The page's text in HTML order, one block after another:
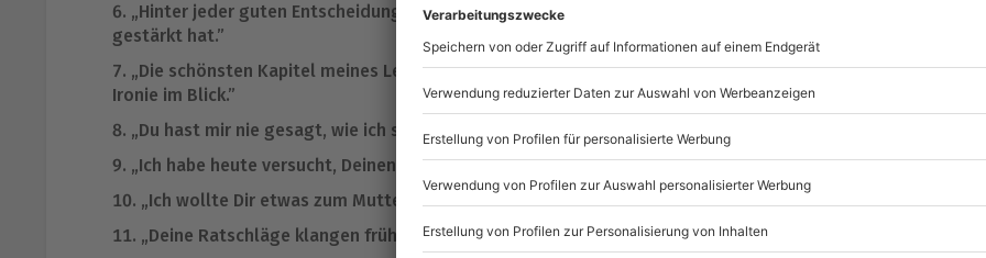
„Hinter jeder guten Entscheidung in meinem Leben steht eine müde Mutter, die mir einst den Rücken
gestärkt hat.”
„Die schönsten Kapitel meines Lebens wurden von Dir mitgeschrieben – oft mit Kaffee in der Hand und
Ironie im Blick.”
„Du hast mir nie gesagt, wie ich sein soll. Du hast es einfach vorgemacht – mit Haltung und Humor.”
„Ich habe heute versucht, Deinen Job zu übernehmen. Fazit: Du bist ein Superheld in Zivilkleidung!”
„Ich wollte Dir etwas zum Muttertag schenken… aber Du hast ja schon mich.”
„Deine Ratschläge klangen früher nach Pflicht. Heute klingen sie nach Weisheit mit Nachklang.”